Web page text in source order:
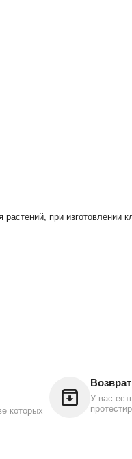
при изготовлении
которых
У вас